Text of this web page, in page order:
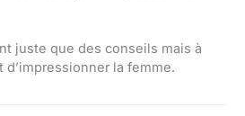
juste que des conseils mais à
d’impressionner la femme.